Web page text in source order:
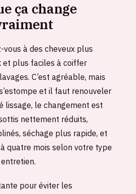
ça change
vous à des cheveux plus
et plus faciles à coiffer
C’est agréable, mais
et il faut renouveler
lissage, le changement est
nettement réduits,
séchage plus rapide, et
quatre mois selon votre type
pour éviter les